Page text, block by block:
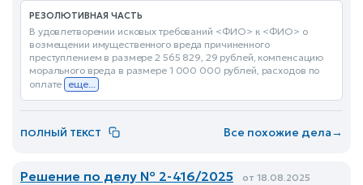
РЕЗОЛЮТИВНАЯ ЧАСТЬ
В удовлетворении исковых требований <ФИО> к <ФИО> о
возмещении имущественного вреда причиненного
преступлением в размере 2 565 829, 29 рублей, компенсацию
морального вреда в размере 1 000 000 рублей, расходов по
оплате еще...
ПОЛНЫЙ ТЕКСТ Все похожие дела→
Решение по делу № 2-416/2025 от 18.08.2025